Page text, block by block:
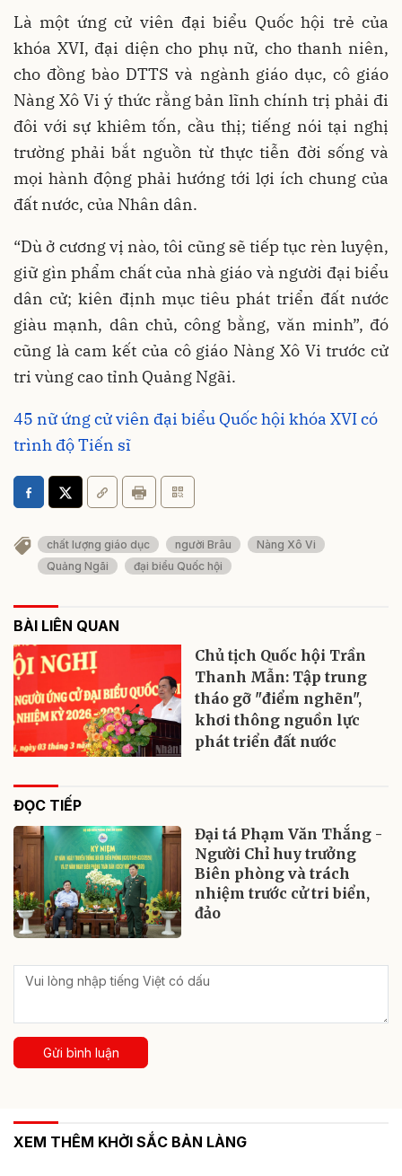
Là một ứng cử viên đại biểu Quốc hội trẻ của
khóa XVI, đại diện cho phụ nữ, cho thanh niên,
cho đồng bào DTTS và ngành giáo dục, cô giáo
Nàng Xô Vi ý thức rằng bản lĩnh chính trị phải đi
đôi với sự khiêm tốn, cầu thị; tiếng nói tại nghị
trường phải bắt nguồn từ thực tiễn đời sống và
mọi hành động phải hướng tới lợi ích chung của
đất nước, của Nhân dân.
“Dù ở cương vị nào, tôi cũng sẽ tiếp tục rèn luyện,
giữ gìn phẩm chất của nhà giáo và người đại biểu
dân cử; kiên định mục tiêu phát triển đất nước
giàu mạnh, dân chủ, công bằng, văn minh”, đó
cũng là cam kết của cô giáo Nàng Xô Vi trước cử
tri vùng cao tỉnh Quảng Ngãi.
45 nữ ứng cử viên đại biểu Quốc hội khóa XVI có
trình độ Tiến sĩ
chất lượng giáo dục người Brâu
Nàng Xô Vi
Quảng Ngãi
đại biểu Quốc hội
BÀI LIÊN QUAN
Chủ tịch Quốc hội Trần
Thanh Mẫn: Tập trung
tháo gỡ "điểm nghẽn",
khơi thông nguồn lực
phát triển đất nước
ĐỌC TIẾP
Đại tá Phạm Văn Thắng -
Người Chỉ huy trưởng
Biên phòng và trách
nhiệm trước cử tri biển,
đảo
Gửi bình luận
XEM THÊM KHỞI SẮC BẢN LÀNG